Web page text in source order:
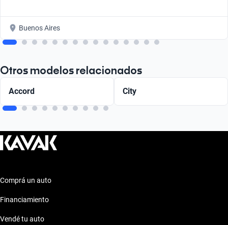
Buenos Aires
Otros modelos relacionados
Accord City
Comprá un auto
Financiamiento
Vendé tu auto